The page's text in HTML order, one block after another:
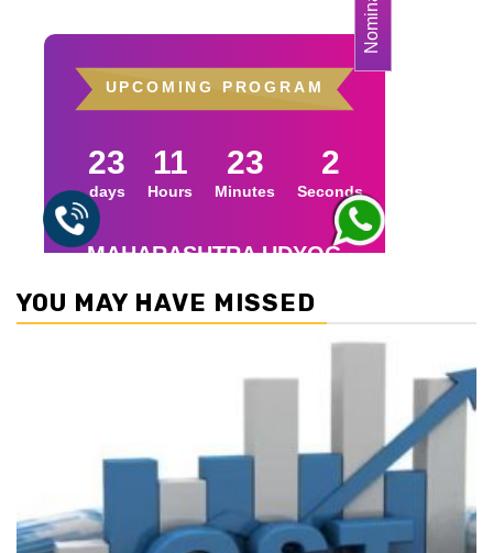
YOU MAY HAVE MISSED